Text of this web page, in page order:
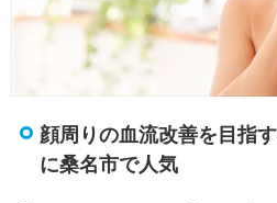
顔周りの血流改善を目指
に桑名市で人気